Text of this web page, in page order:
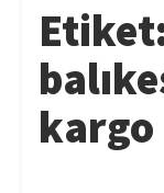
kargo